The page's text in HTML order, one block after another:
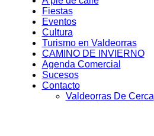
Fiestas
Eventos
Cultura
Turismo en Valdeorras
CAMINO DE INVIERNO
Agenda Comercial
Sucesos
Contacto
Valdeorras De Cerca